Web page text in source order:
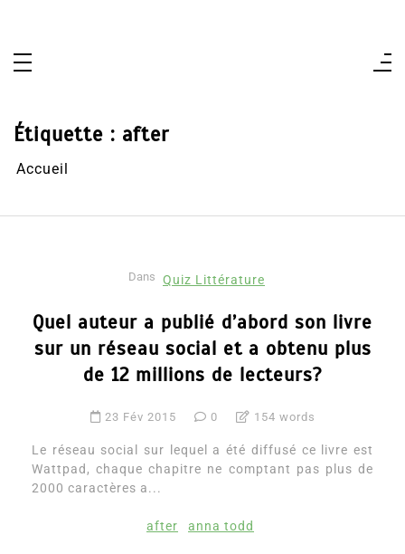
Étiquette : after
Accueil
Dans Quiz Littérature
Quel auteur a publié d’abord son livre
sur un réseau social et a obtenu plus
de 12 millions de lecteurs?
23 Fév 2015 0 154 words
Le réseau social sur lequel a été diffusé ce livre est
Wattpad, chaque chapitre ne comptant pas plus de
2000 caractères a...
after anna todd